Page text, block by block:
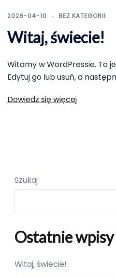
2026-04-10 BEZ KATEGORII
Witaj, świecie!
Witamy w WordPressie. To
Edytuj go lub usuń, a
Dowiedz się więcej
Szukaj
Ostatnie wpisy
Witaj, świecie!